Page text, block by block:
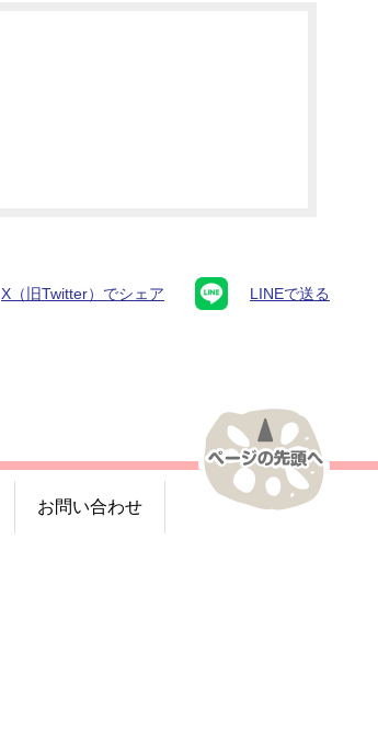
X（旧Twitter）でシェア LINEで送る
お問い合わせ